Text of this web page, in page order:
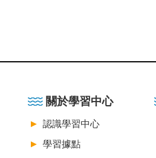
關於學習中心
認識學習中心
學習據點